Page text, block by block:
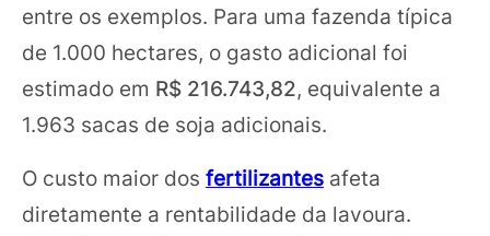
entre os exemplos. Para uma fazenda típica
de 1.000 hectares, o gasto adicional foi
estimado em R$ 216.743,82, equivalente a
1.963 sacas de soja adicionais.
O custo maior dos fertilizantes afeta
diretamente a rentabilidade da lavoura.